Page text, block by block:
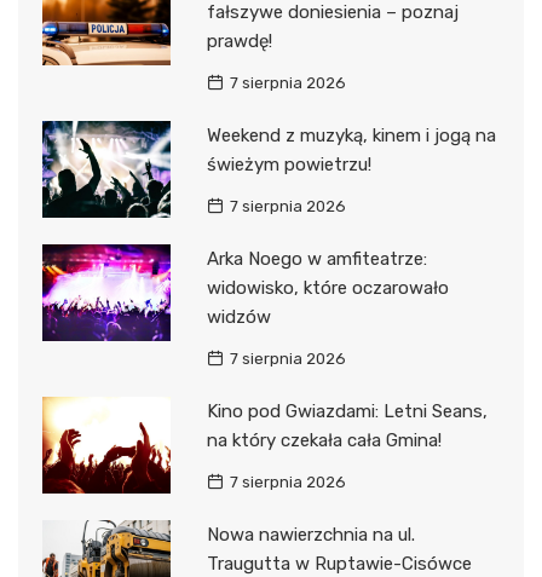
fałszywe doniesienia – poznaj
prawdę!
7 sierpnia 2026
Weekend z muzyką, kinem i jogą na
świeżym powietrzu!
7 sierpnia 2026
Arka Noego w amfiteatrze:
widowisko, które oczarowało
widzów
7 sierpnia 2026
Kino pod Gwiazdami: Letni Seans,
na który czekała cała Gmina!
7 sierpnia 2026
Nowa nawierzchnia na ul.
Traugutta w Ruptawie-Cisówce